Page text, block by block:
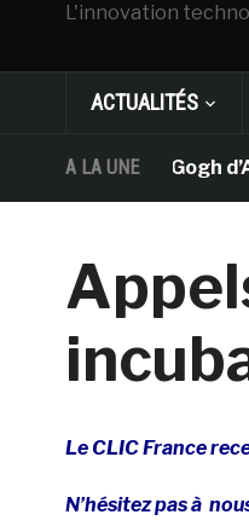
L'innovation
ACTUALITÉS
A LA UNE
musée Van Gogh
Le CLIC France
N’hésitez pas à